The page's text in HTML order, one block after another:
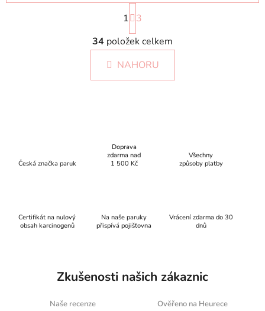
O
v
l
á
d
r
v
ý
p
S
t
r
á
n
k
1
3
34 položek celkem
NAHORU
Česká značka paruk
Doprava
zdarma nad
1 500 Kč
Všechny
způsoby platby
Certifikát na nulový
obsah karcinogenů
Na naše paruky
přispívá pojišťovna
Vrácení zdarma do 30
dnů
Zkušenosti našich zákaznic
Naše recenze Ověřeno na Heurece